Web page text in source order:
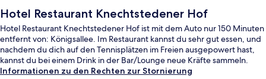
Hotel Restaurant Knechtstedener Hof
Hotel Restaurant Knechtstedener Hof ist mit dem Auto nur 150 Minuten
entfernt von: Königsallee. Im Restaurant kannst du sehr gut essen, und
nachdem du dich auf den Tennisplätzen im Freien ausgepowert hast,
kannst du bei einem Drink in der Bar/Lounge neue Kräfte sammeln.
Informationen zu den Rechten zur Stornierung